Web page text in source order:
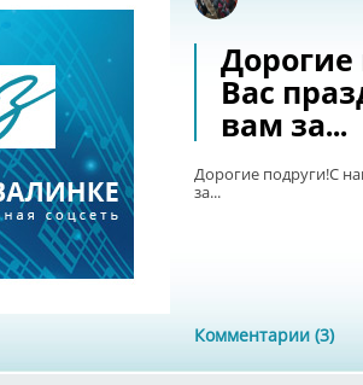
Вас
вам за...
Дорогие подруги!С
за...
Комментарии (3)